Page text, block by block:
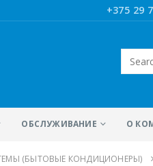
+375 29
ОБСЛУЖИВАНИЕ О
(БЫТОВЫЕ КОНДИЦИОНЕРЫ)